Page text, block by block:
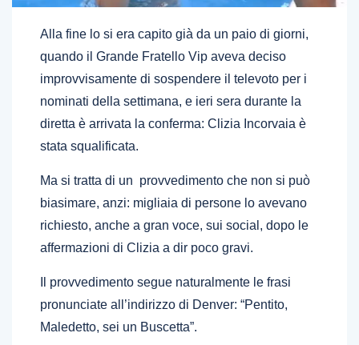
Alla fine lo si era capito già da un paio di giorni,
quando il Grande Fratello Vip aveva deciso
improvvisamente di sospendere il televoto per i
nominati della settimana, e ieri sera durante la
diretta è arrivata la conferma: Clizia Incorvaia è
stata squalificata.
Ma si tratta di un provvedimento che non si può
biasimare, anzi: migliaia di persone lo avevano
richiesto, anche a gran voce, sui social, dopo le
affermazioni di Clizia a dir poco gravi.
Il provvedimento segue naturalmente le frasi
pronunciate all’indirizzo di Denver: “Pentito,
Maledetto, sei un Buscetta”.